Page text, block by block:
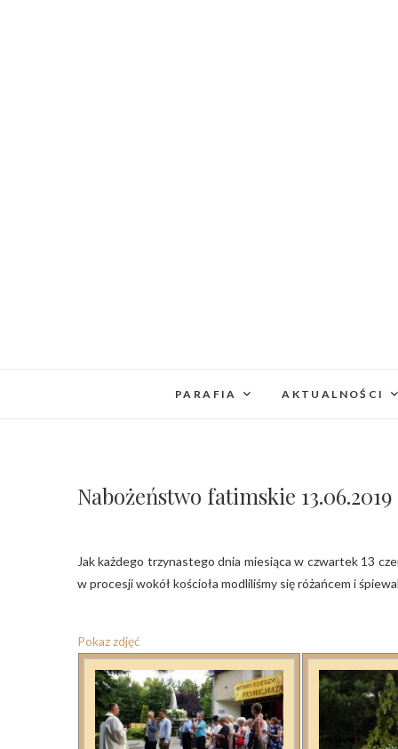
PARAFIA AKTUALNOŚCI
Nabożeństwo fatimskie 13.06.2019
Jak każdego trzynastego dnia miesiąca w czwartek 13 czerwca odprawione zostało nabożeństwo fatimskie. Po wieczornej Mszy św.
w procesji wokół kościoła modliliśmy się różańcem i
Pokaz zdjęć